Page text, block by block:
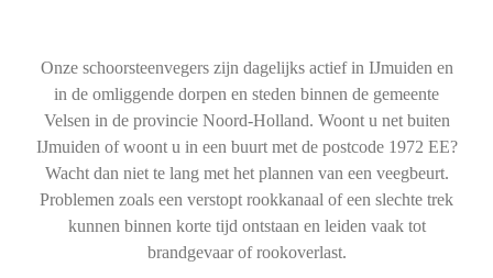
Onze schoorsteenvegers zijn dagelijks actief in IJmuiden en
in de omliggende dorpen en steden binnen de gemeente
Velsen in de provincie Noord-Holland. Woont u net buiten
IJmuiden of woont u in een buurt met de postcode 1972 EE?
Wacht dan niet te lang met het plannen van een veegbeurt.
Problemen zoals een verstopt rookkanaal of een slechte trek
kunnen binnen korte tijd ontstaan en leiden vaak tot
brandgevaar of rookoverlast.